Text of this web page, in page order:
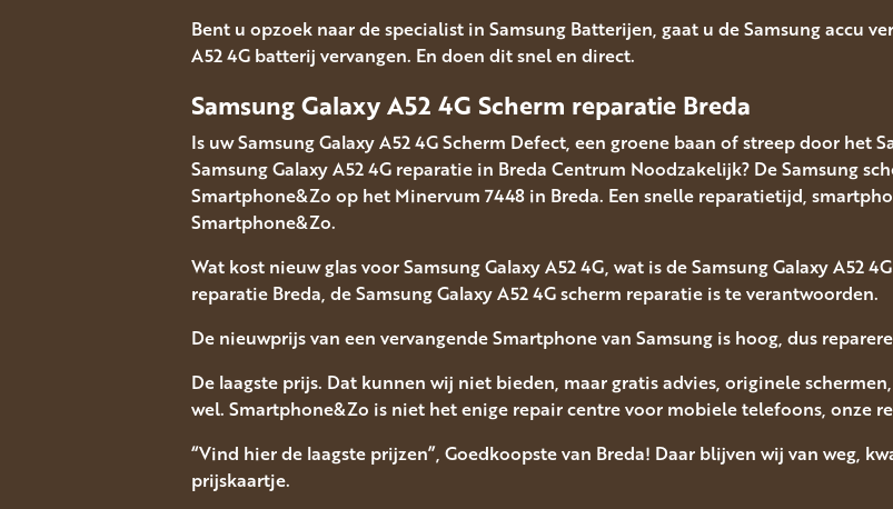
Bent u opzoek naar de specialist in Samsung Batterijen, gaat u de Samsung accu
A52 4G batterij vervangen. En doen dit snel en direct.
Samsung Galaxy A52 4G Scherm reparatie Breda
Is uw Samsung Galaxy A52 4G Scherm Defect, een groene baan of streep door het
Samsung Galaxy A52 4G reparatie in Breda Centrum Noodzakelijk? De Samsung
Smartphone&Zo op het Minervum 7448 in Breda. Een snelle reparatietijd,
Smartphone&Zo.
Wat kost nieuw glas voor Samsung Galaxy A52 4G, wat is de Samsung Galaxy A52
reparatie Breda, de Samsung Galaxy A52 4G scherm reparatie is te verantwoorden.
De nieuwprijs van een vervangende Smartphone van Samsung is hoog, dus
De laagste prijs. Dat kunnen wij niet bieden, maar gratis advies, originele
wel. Smartphone&Zo is niet het enige repair centre voor mobiele telefoons, onze
“Vind hier de laagste prijzen”, Goedkoopste van Breda! Daar blijven wij van weg,
prijskaartje.